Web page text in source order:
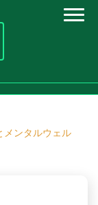
メンタルウェル